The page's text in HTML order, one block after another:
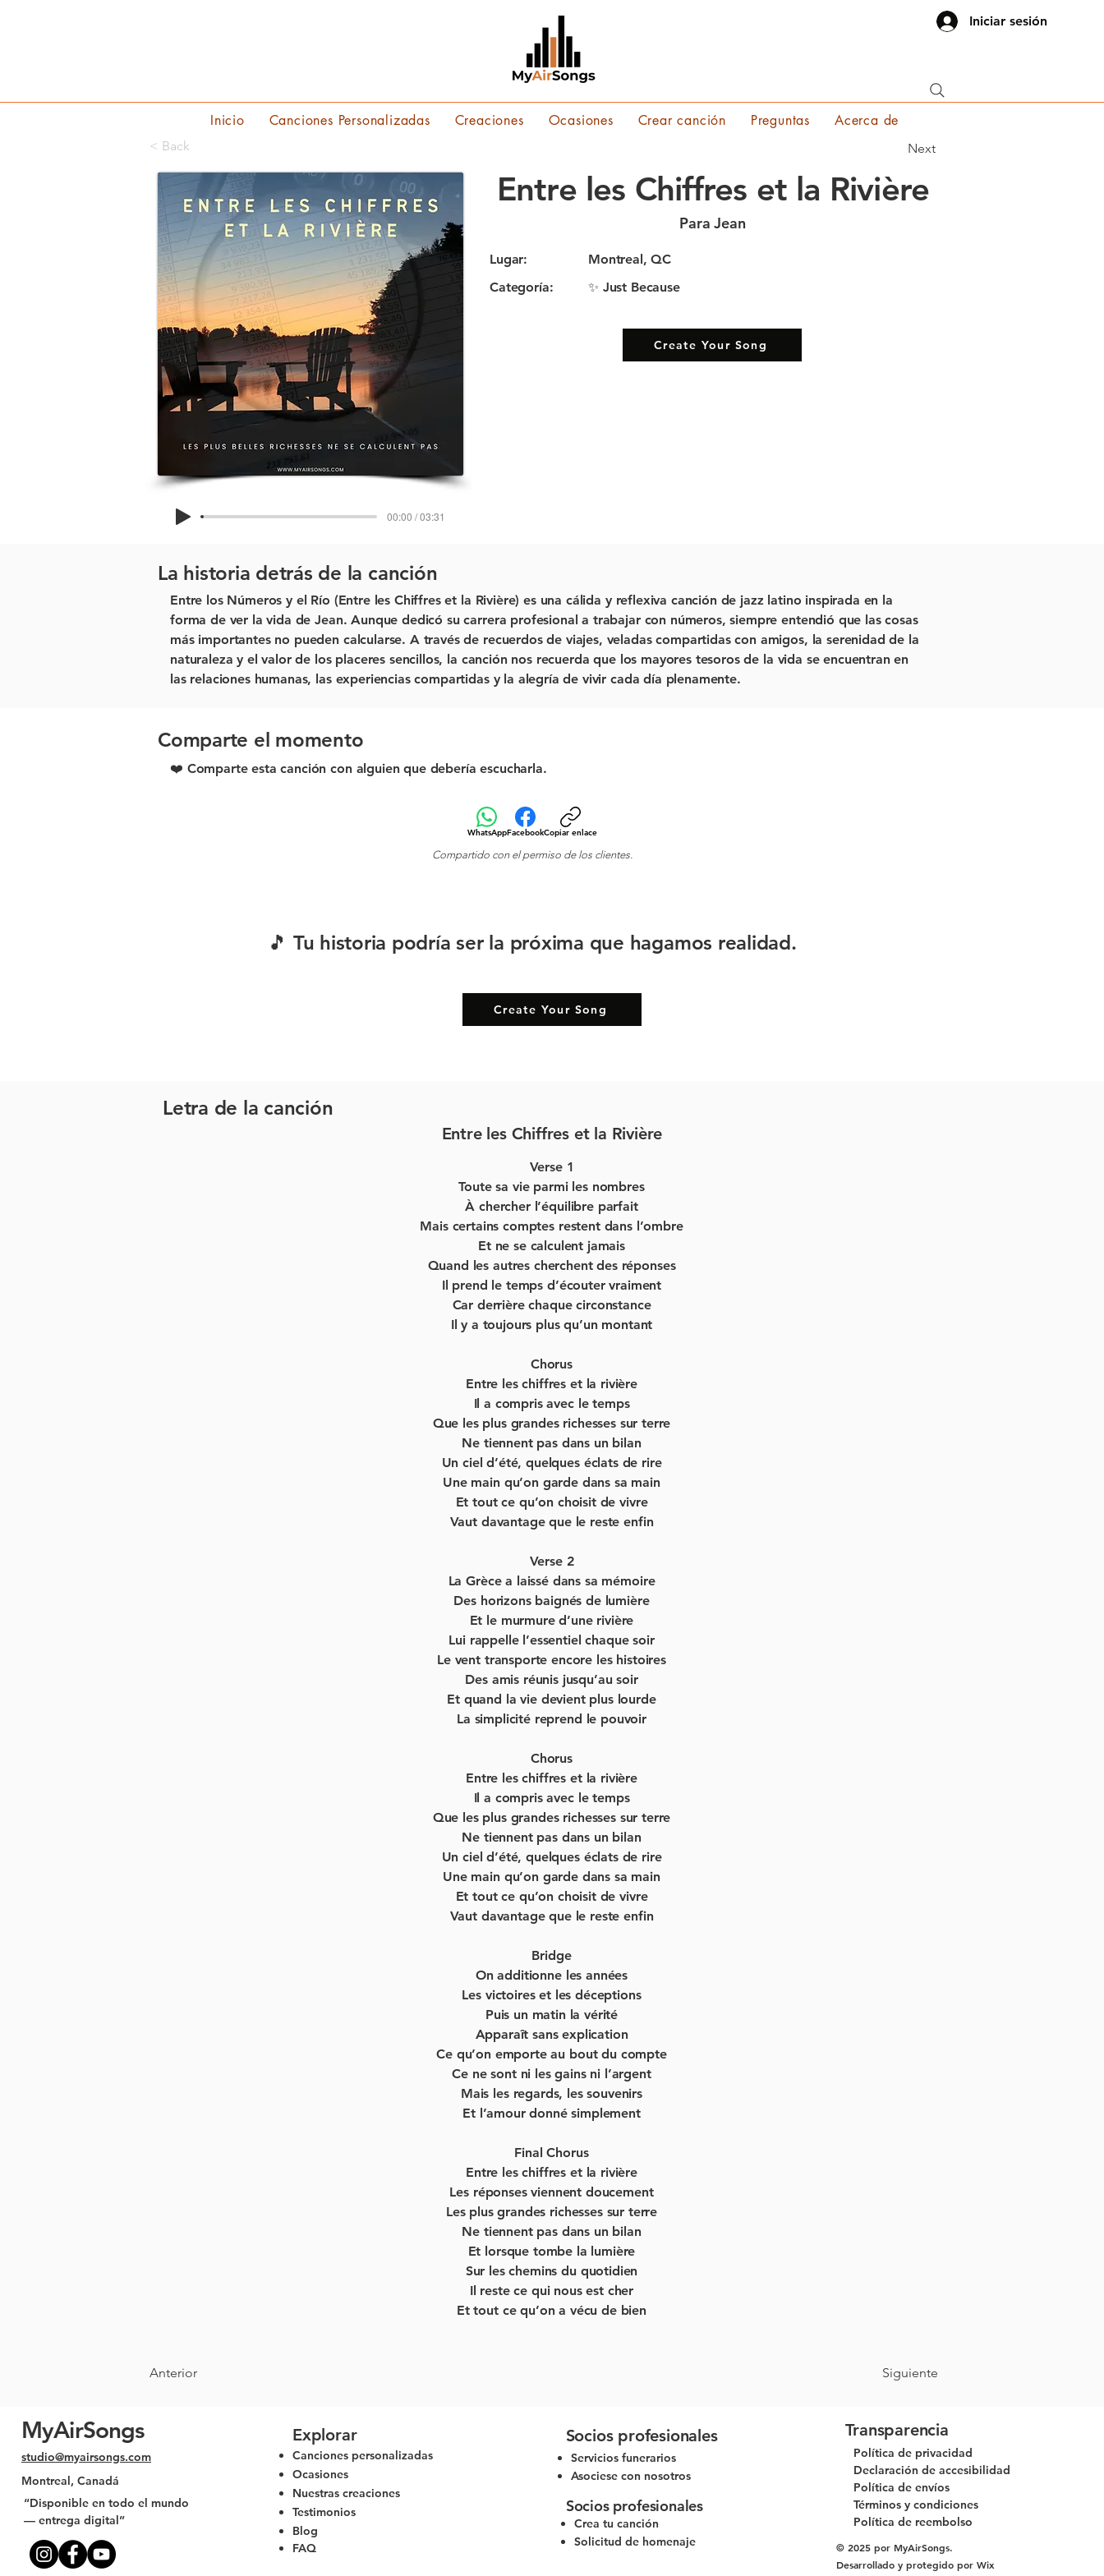
Iniciar sesión
Inicio Canciones Personalizadas Creaciones Ocasiones Crear canción Preguntas Acerca de
< Back
00:00 / 03:31
Next
Entre les Chiffres et la Rivière
Para Jean
Lugar:
Montreal, QC
Categoría:
✨ Just Because
Create Your Song
La historia detrás de la canción
Entre los Números y el Río (Entre les Chiffres et la Rivière) es una cálida y reflexiva canción de jazz latino inspirada en la
forma de ver la vida de Jean. Aunque dedicó su carrera profesional a trabajar con números, siempre entendió que las cosas
más importantes no pueden calcularse. A través de recuerdos de viajes, veladas compartidas con amigos, la serenidad de la
naturaleza y el valor de los placeres sencillos, la canción nos recuerda que los mayores tesoros de la vida se encuentran en
las relaciones humanas, las experiencias compartidas y la alegría de vivir cada día plenamente.
Comparte el momento
❤️ Comparte esta canción con alguien que debería escucharla.
WhatsAppFacebookCopiar enlace
Compartido con el permiso de los clientes.
🎵 Tu historia podría ser la próxima que hagamos realidad.
Create Your Song
Letra de la canción
Entre les Chiffres et la Rivière
Verse 1
Toute sa vie parmi les nombres
À chercher l’équilibre parfait
Mais certains comptes restent dans l’ombre
Et ne se calculent jamais
Quand les autres cherchent des réponses
Il prend le temps d’écouter vraiment
Car derrière chaque circonstance
Il y a toujours plus qu’un montant
Chorus
Entre les chiffres et la rivière
Il a compris avec le temps
Que les plus grandes richesses sur terre
Ne tiennent pas dans un bilan
Un ciel d’été, quelques éclats de rire
Une main qu’on garde dans sa main
Et tout ce qu’on choisit de vivre
Vaut davantage que le reste enfin
Verse 2
La Grèce a laissé dans sa mémoire
Des horizons baignés de lumière
Et le murmure d’une rivière
Lui rappelle l’essentiel chaque soir
Le vent transporte encore les histoires
Des amis réunis jusqu’au soir
Et quand la vie devient plus lourde
La simplicité reprend le pouvoir
Chorus
Entre les chiffres et la rivière
Il a compris avec le temps
Que les plus grandes richesses sur terre
Ne tiennent pas dans un bilan
Un ciel d’été, quelques éclats de rire
Une main qu’on garde dans sa main
Et tout ce qu’on choisit de vivre
Vaut davantage que le reste enfin
Bridge
On additionne les années
Les victoires et les déceptions
Puis un matin la vérité
Apparaît sans explication
Ce qu’on emporte au bout du compte
Ce ne sont ni les gains ni l’argent
Mais les regards, les souvenirs
Et l’amour donné simplement
Final Chorus
Entre les chiffres et la rivière
Les réponses viennent doucement
Les plus grandes richesses sur terre
Ne tiennent pas dans un bilan
Et lorsque tombe la lumière
Sur les chemins du quotidien
Il reste ce qui nous est cher
Et tout ce qu’on a vécu de bien
Anterior Siguiente
MyAirSongs
studio@myairsongs.com
Montreal, Canadá
“Disponible en todo el mundo
— entrega digital”
Explorar
Canciones personalizadas
Ocasiones
Nuestras creaciones
Testimonios
Blog
FAQ
Socios profesionales
Servicios funerarios
Asociese con nosotros
Socios profesionales
Crea tu canción
Solicitud de homenaje
Transparencia
Política de privacidad
Declaración de accesibilidad
Política de envíos
Términos y condiciones
Política de reembolso
© 2025 por MyAirSongs.
Desarrollado y protegido porWix